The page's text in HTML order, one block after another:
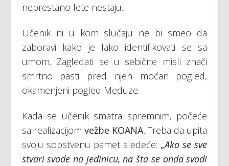
neprestano lete nestaju.
Učenik ni u kom slučaju ne bi smeo da
zaboravi kako je lako identifikovati se sa
umom. Zagledati se u sebične misli znači
smrtno pasti pred njen moćan pogled,
okamenjeni pogled Meduze.
Kada se učenik smatra spremnim, počeće
sa realizacijomvežbe KOANA. Treba da upita
svoju sopstvenu pamet sledeće: „Ako se sve
stvari svode na jedinicu, na šta se onda svodi